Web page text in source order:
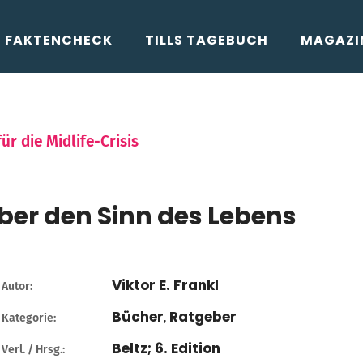
FAKTENCHECK TILLS TAGEBUCH
die Midlife-Crisis
den Sinn des Lebens
Autor: Viktor E. Frankl
Kategorie: Bücher, Ratgeber
Verl. / Hrsg.: Beltz; 6. Edition